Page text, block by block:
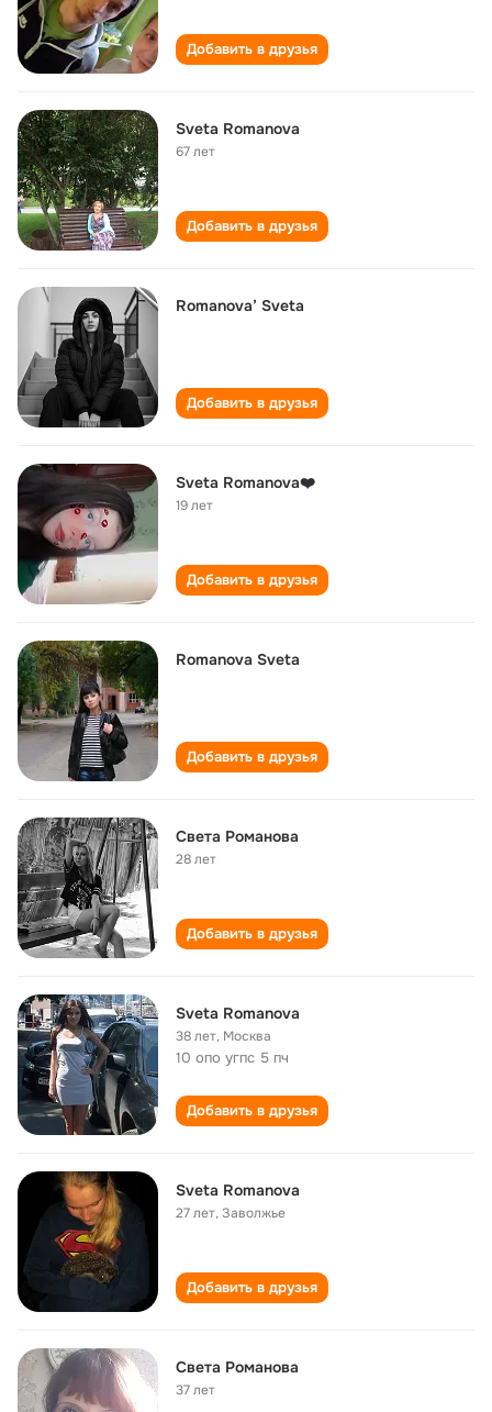
Добавить в друзья
Sveta Romanova
67 лет
Добавить в друзья
Romanova’ Sveta
Добавить в друзья
Sveta Romanova❤️
19 лет
Добавить в друзья
Romanova Sveta
Добавить в друзья
Света Романова
28 лет
Добавить в друзья
Sveta Romanova
38 лет, Москва
10 опо угпс 5 пч
Добавить в друзья
Sveta Romanova
27 лет,Заволжье
Добавить в друзья
Света Романова
37 лет